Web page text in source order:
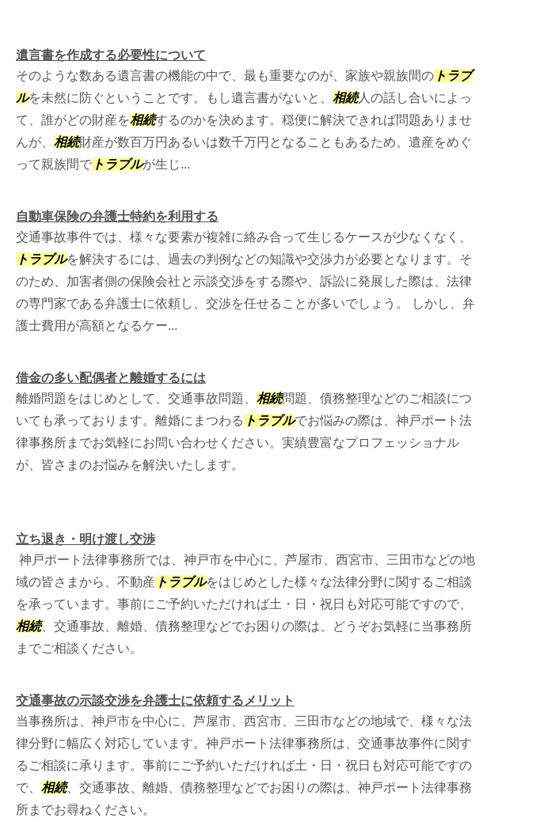
遺言書を作成する必要性について
そのような数ある遺言書の機能の中で、最も重要なのが、家族や親族間の トラブ
ルを未然に防ぐということです。もし遺言書がないと、 相続人の話し合いによっ
て、誰がどの財産を相続するのかを決めます。穏便に解決できれば問題ありませ
んが、 相続財産が数百万円あるいは数千万円となることもあるため、遺産をめぐ
って親族間で トラブルが生じ...
自動車保険の弁護士特約を利用する
交通事故事件では、様々な要素が複雑に絡み合って生じるケースが少なくなく、
トラブルを解決するには、過去の判例などの知識や交渉力が必要となります。そ
のため、加害者側の保険会社と示談交渉をする際や、訴訟に発展した際は、法律
の専門家である弁護士に依頼し、交渉を任せることが多いでしょう。 しかし、弁
護士費用が高額となるケー...
借金の多い配偶者と離婚するには
離婚問題をはじめとして、交通事故問題、 相続問題、債務整理などのご相談につ
いても承っております。離婚にまつわる トラブルでお悩みの際は、神戸ポート法
律事務所までお気軽にお問い合わせください。実績豊富なプロフェッショナル
が、皆さまのお悩みを解決いたします。
立ち退き・明け渡し交渉
神戸ポート法律事務所では、神戸市を中心に、芦屋市、西宮市、三田市などの地
域の皆さまから、不動産 トラブルをはじめとした様々な法律分野に関するご相談
を承っています。事前にご予約いただければ土・日・祝日も対応可能ですので、
相続、交通事故、離婚、債務整理などでお困りの際は、どうぞお気軽に当事務所
までご相談ください。
交通事故の示談交渉を弁護士に依頼するメリット
当事務所は、神戸市を中心に、芦屋市、西宮市、三田市などの地域で、様々な法
律分野に幅広く対応しています。神戸ポート法律事務所は、交通事故事件に関す
るご相談に承ります。事前にご予約いただければ土・日・祝日も対応可能ですの
で、 相続、交通事故、離婚、債務整理などでお困りの際は、神戸ポート法律事務
所までお尋ねください。